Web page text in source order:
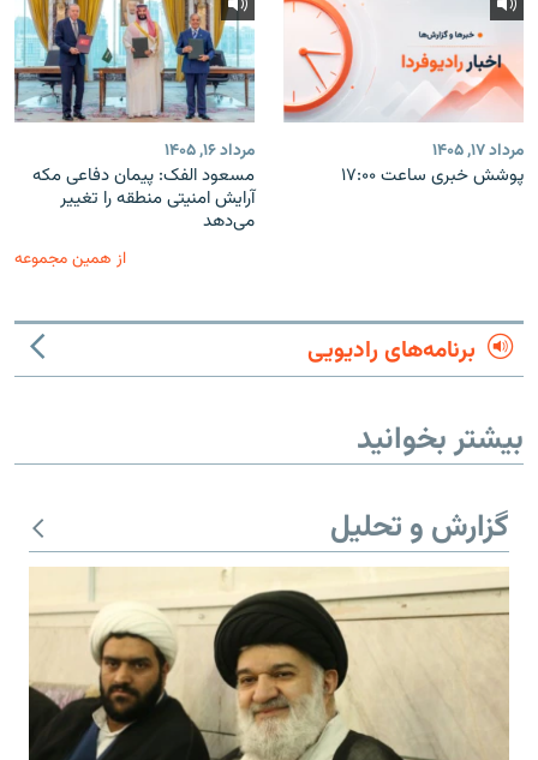
مرداد ۱۷, ۱۴۰۵
پوشش خبری ساعت ۱۷:۰۰
مرداد ۱۶, ۱۴۰۵
مسعود الفک: پیمان دفاعی مکه
آرایش امنیتی منطقه را تغییر
می‌دهد
از همین مجموعه
برنامه‌های رادیویی
بیشتر بخوانید
گزارش و تحلیل